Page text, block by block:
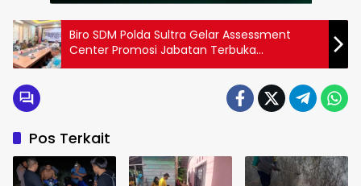
Biro SDM Polda Sultra Gelar Assessment
Center Promosi Jabatan Terbuka
Kasatresnarkoba Polres Kolaka Utara
Pos Terkait